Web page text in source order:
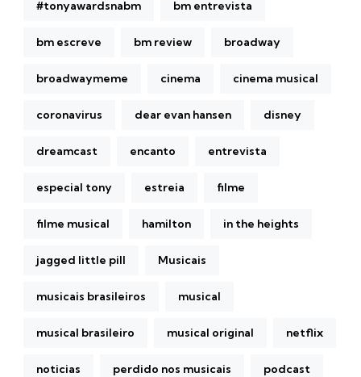
#tonyawardsnabm bm entrevista
bm escreve bm review broadway
broadwaymeme cinema cinema musical
coronavirus dear evan hansen disney
dreamcast encanto entrevista
especial tony estreia filme
filme musical hamilton in the heights
jagged little pill Musicais
musicais brasileiros musical
musical brasileiro musical original netflix
noticias perdido nos musicais podcast